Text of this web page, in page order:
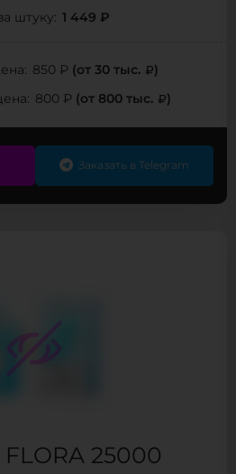
штуку: 1 449 ₽
850 ₽ (от 30 тыс. )
800 ₽ (от 800 тыс. )
Заказать в Telegram
25000